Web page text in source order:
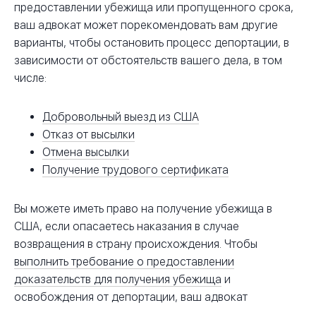
предоставлении убежища или пропущенного срока,
ваш адвокат может порекомендовать вам другие
варианты, чтобы остановить процесс депортации, в
зависимости от обстоятельств вашего дела, в том
числе:
Добровольный выезд из США
Отказ от высылки
Отмена высылки
Получение трудового сертификата
Вы можете иметь право на получение убежища в
США, если опасаетесь наказания в случае
возвращения в страну происхождения. Чтобы
выполнить требование о предоставлении
доказательств для получения убежища и
освобождения от депортации, ваш адвокат